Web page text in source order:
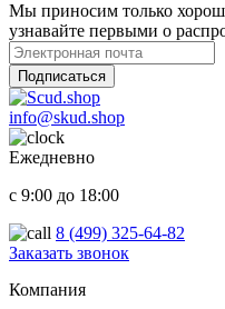
Мы приносим только
узнавайте первыми о
Подписаться
info@skud.shop
Ежедневно
с 9:00 до 18:00
8 (499) 325-64-82
Заказать звонок
Компания